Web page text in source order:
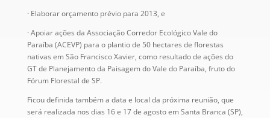
· Elaborar orçamento prévio para 2013, e
· Apoiar ações da Associação Corredor Ecológico Vale do
Paraíba (ACEVP) para o plantio de 50 hectares de florestas
nativas em São Francisco Xavier, como resultado de ações do
GT de Planejamento da Paisagem do Vale do Paraíba, fruto do
Fórum Florestal de SP.
Ficou definida também a data e local da próxima reunião, que
será realizada nos dias 16 e 17 de agosto em Santa Branca (SP),